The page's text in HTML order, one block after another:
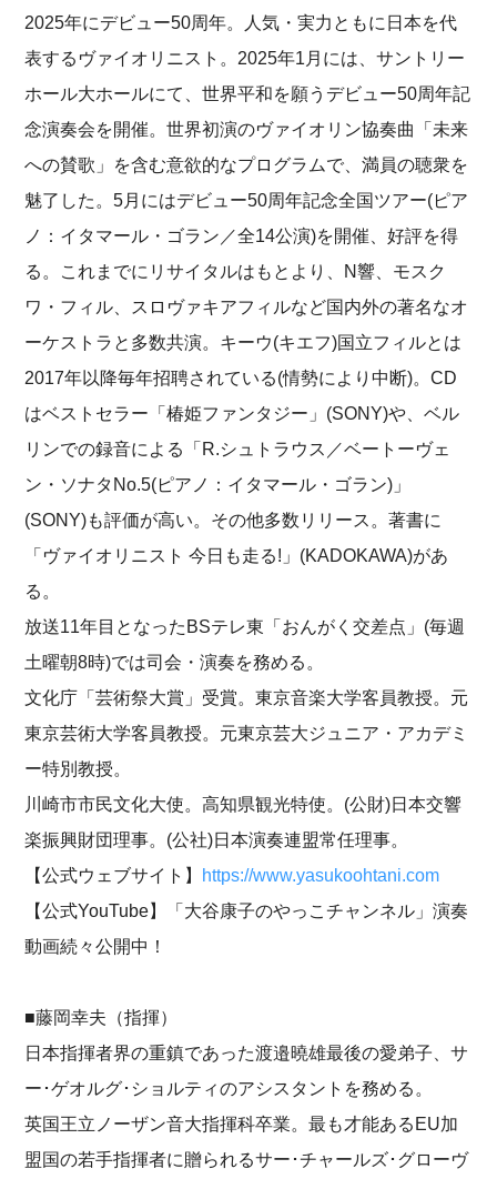
2025年にデビュー50周年。人気・実力ともに日本を代
表するヴァイオリニスト。2025年1月には、サントリー
ホール大ホールにて、世界平和を願うデビュー50周年記
念演奏会を開催。世界初演のヴァイオリン協奏曲「未来
への賛歌」を含む意欲的なプログラムで、満員の聴衆を
魅了した。5月にはデビュー50周年記念全国ツアー(ピア
ノ：イタマール・ゴラン／全14公演)を開催、好評を得
る。これまでにリサイタルはもとより、N響、モスク
ワ・フィル、スロヴァキアフィルなど国内外の著名なオ
ーケストラと多数共演。キーウ(キエフ)国立フィルとは
2017年以降毎年招聘されている(情勢により中断)。CD
はベストセラー「椿姫ファンタジー」(SONY)や、ベル
リンでの録音による「R.シュトラウス／ベートーヴェ
ン・ソナタNo.5(ピアノ：イタマール・ゴラン)」
(SONY)も評価が高い。その他多数リリース。著書に
「ヴァイオリニスト 今日も走る!」(KADOKAWA)があ
る。
放送11年目となったBSテレ東「おんがく交差点」(毎週
土曜朝8時)では司会・演奏を務める。
文化庁「芸術祭大賞」受賞。東京音楽大学客員教授。元
東京芸術大学客員教授。元東京芸大ジュニア・アカデミ
ー特別教授。
川崎市市民文化大使。高知県観光特使。(公財)日本交響
楽振興財団理事。(公社)日本演奏連盟常任理事。
【公式ウェブサイト】 https://www.yasukoohtani.com
【公式YouTube】「大谷康子のやっこチャンネル」演奏
動画続々公開中！
■藤岡幸夫（指揮）
日本指揮者界の重鎮であった渡邉曉雄最後の愛弟子、サ
ー･ゲオルグ･ショルティのアシスタントを務める。
英国王立ノーザン音大指揮科卒業。最も才能あるEU加
盟国の若手指揮者に贈られるサー･チャールズ･グローヴ